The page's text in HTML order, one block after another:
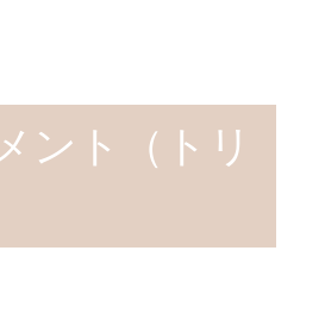
ント（トリ